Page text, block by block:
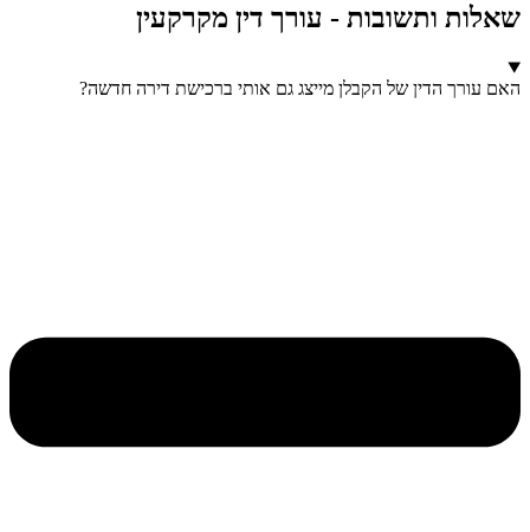
שאלות ותשובות - עורך דין מקרקעין
האם עורך הדין של הקבלן מייצג גם אותי ברכישת דירה חדשה?